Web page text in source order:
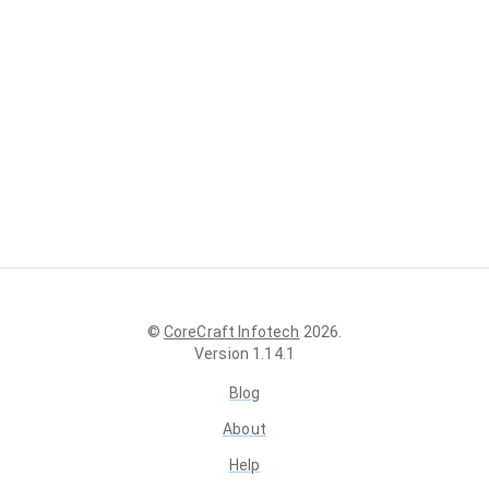
© CoreCraft Infotech 2026
Version 1.14.1
Blog
About
Help